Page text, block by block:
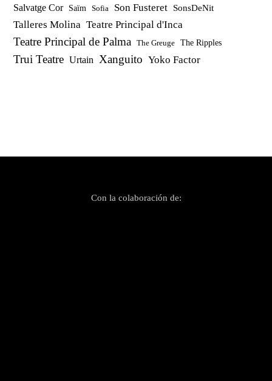
Salvatge Cor Saïm Sofia Son Fusteret SonsDeNit
Talleres Molina Teatre Principal d'Inca
Teatre Principal de Palma The Greuge The Ripples
Trui Teatre Urtain Xanguito Yoko Factor
Con la colaboración de: